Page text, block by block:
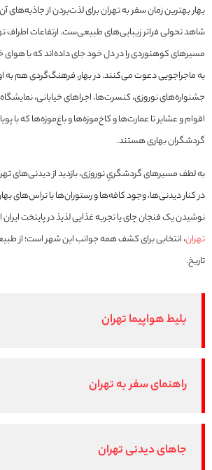
بهار بهترین زمان سفر به تهران برای لذت‌بردن از جاذبه‌های
شاهد تحولی فراتر زیبایی‌های طبیعی‌ست. ارتفاعات اطراف
مسیرهای کوهنوردی را در دل خود جای داده‌اند که با هوای
به ماجراجویی دعوت می‌کنند. در بهار، فرهنگ‌گردی هم به
جشنواره‌های نوروزی، کنسرت‌ها، اجراهای خیابانی،
اقوام و عشایر تا عمارت‌ها و کاخ‌موزه‌ها و باغ‌موزه‌ها که با
گردشگران بهاری هستند.
به لطف مسیرهای گردشگریِ نوروزی، بازدید از دیدنی‌های
در کنار دیدنی‌ها، وجود کافه‌ها و رستوران‌ها با تراس‌های
نوشیدن یک فنجان چای یا تجربه غذایی لذیذ در پایتخت
تهران، انتخابی برای کشف همه جوانب این شهر است؛ از
تاریخ.
بلیط هواپیما تهران
راهنمای سفر به تهران
جاهای دیدنی تهران